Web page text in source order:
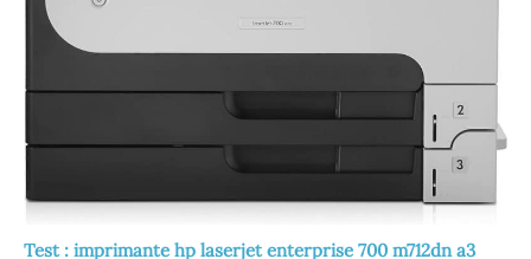
Test : imprimante hp laserjet enterprise 700 m712dn a3